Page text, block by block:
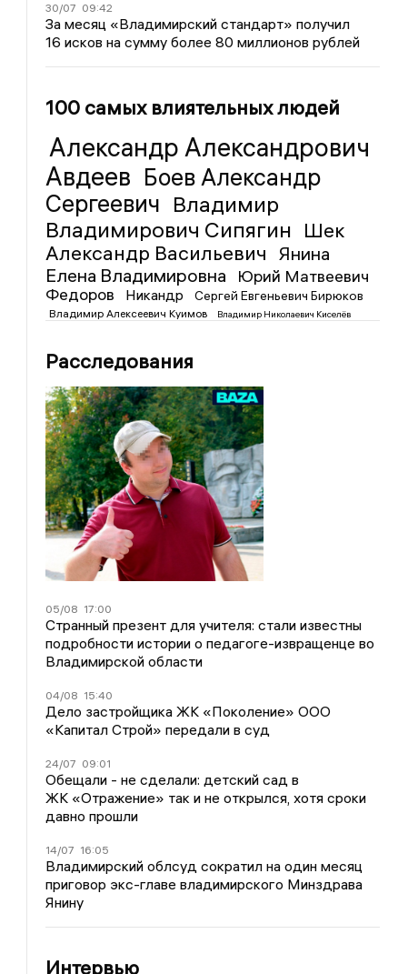
30/07 09:42
За месяц «Владимирский стандарт» получил
16 исков на сумму более 80 миллионов рублей
100 самых влиятельных людей
Александр Александрович
Авдеев Боев Александр
Сергеевич Владимир
Владимирович Сипягин Шек
Александр Васильевич
Янина
Елена Владимировна
Юрий Матвеевич
Федоров
Никандр Сергей Евгеньевич Бирюков
Владимир Алексеевич Куимов Владимир Николаевич Киселёв
Расследования
05/08 17:00
Странный презент для учителя: стали известны
подробности истории о педагоге-извращенце во
Владимирской области
04/08 15:40
Дело застройщика ЖК «Поколение» ООО
«Капитал Строй» передали в суд
24/07 09:01
Обещали - не сделали: детский сад в
ЖК «Отражение» так и не открылся, хотя сроки
давно прошли
14/07 16:05
Владимирский облсуд сократил на один месяц
приговор экс-главе владимирского Минздрава
Янину
Интервью